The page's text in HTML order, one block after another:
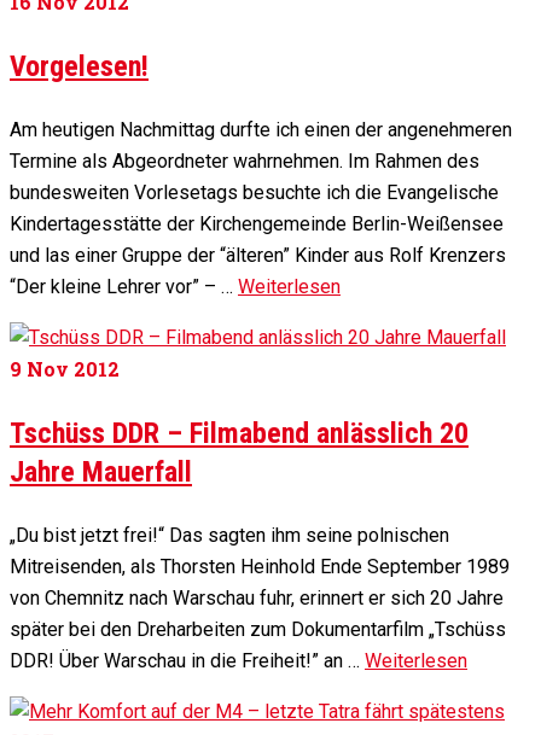
Vorgelesen!
Am heutigen Nachmittag durfte ich einen der angenehmeren
Termine als Abgeordneter wahrnehmen. Im Rahmen des
bundesweiten Vorlesetags besuchte ich die Evangelische
Kindertagesstätte der Kirchengemeinde Berlin-Weißensee
und las einer Gruppe der “älteren” Kinder aus Rolf Krenzers
“Der kleine Lehrer vor” – … Weiterlesen
9 Nov 2012
Tschüss DDR – Filmabend anlässlich 20
Jahre Mauerfall
„Du bist jetzt frei!“ Das sagten ihm seine polnischen
Mitreisenden, als Thorsten Heinhold Ende September 1989
von Chemnitz nach Warschau fuhr, erinnert er sich 20 Jahre
später bei den Dreharbeiten zum Dokumentarfilm „Tschüss
DDR! Über Warschau in die Freiheit!” an … Weiterlesen